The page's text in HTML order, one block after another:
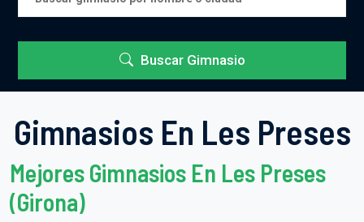
Buscar Gimnasio
Gimnasios En Les Preses
Mejores Gimnasios En Les Preses
(Girona)